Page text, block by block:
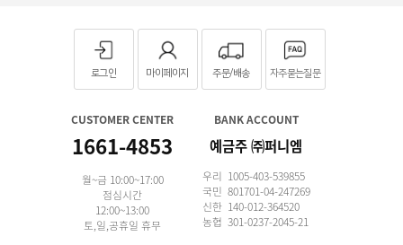
로그인 마이페이지 주문/배송 자주묻는질문
CUSTOMER CENTER
1661-4853
월~금 10:00~17:00
점심시간
12:00~13:00
토,일,공휴일 휴무
BANK ACCOUNT
예금주 ㈜퍼니엠
우리 1005-403-539855
국민 801701-04-247269
신한 140-012-364520
농협 301-0237-2045-21